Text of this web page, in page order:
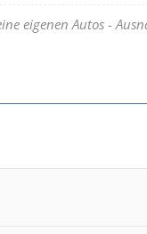
eigenen Autos -